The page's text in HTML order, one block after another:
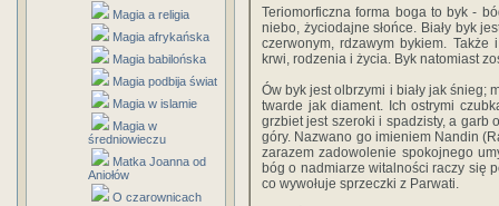
Magia a religia
Magia afrykańska
Magia babilońska
Magia podbija świat
Magia w islamie
Magia w
średniowieczu
Matka Joanna od
Aniołów
O czarownicach
Teriomorficzna forma boga to byk -
niebo, życiodajne słońce. Biały byk
czerwonym, rdzawym bykiem.
krwi, rodzenia i życia. Byk natomiast
Ów byk jest olbrzymi i biały jak śnieg;
twarde jak diament. Ich ostrymi
grzbiet jest szeroki i spadzisty, a garb
góry. Nazwano go imieniem Nandin
zarazem zadowolenie spokojnego
bóg o nadmiarze witalności raczy się
co wywołuje sprzeczki z Parwati.